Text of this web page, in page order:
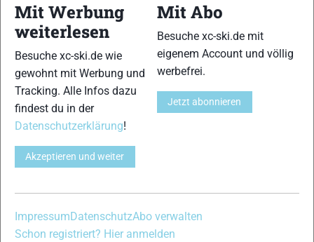
31 32
Mit Werbung
weiterlesen
Besuche xc-ski.de wie
gewohnt mit Werbung und
Tracking. Alle Infos dazu
findest du in der
Datenschutzerklärung!
Akzeptieren und weiter
Mit Abo
Besuche xc-ski.de mit
eigenem Account und völlig
werbefrei.
Jetzt abonnieren
ImpressumDatenschutzAbo verwalten
Schon registriert? Hier anmelden